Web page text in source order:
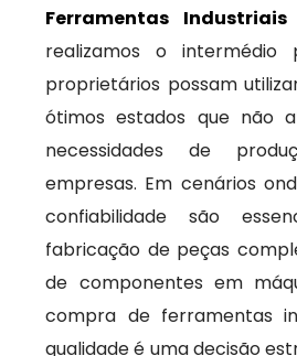
Ferramentas
realizamos o intermédio
proprietários possam
ótimos estados que não
necessidades de
empresas. Em cenários
confiabilidade são
fabricação de peças
de componentes em
compra de ferramentas
qualidade é uma decisão